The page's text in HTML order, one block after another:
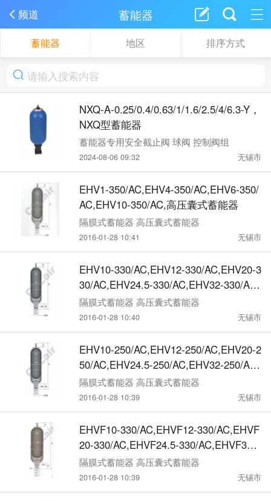
频道 蓄能器
蓄能器 地区 排序方式
NXQ-A-0.25/0.4/0.63/1/1.6/2.5/4/6.3-Y，
NXQ型蓄能器
蓄能器专用安全截止阀 球阀 控制阀组
2024-08-06 09:32 无锡市
EHV1-350/AC,EHV4-350/AC,EHV6-350/
AC,EHV10-350/AC,高压囊式蓄能器
隔膜式蓄能器 高压囊式蓄能器
2016-01-28 10:41 无锡市
EHV10-330/AC,EHV12-330/AC,EHV20-3
30/AC,EHV24.5-330/AC,EHV32-330/AC,
高压囊式蓄能器隔膜式蓄能器 高压囊式蓄能器
2016-01-28 10:40 无锡市
EHV10-250/AC,EHV12-250/AC,EHV20-2
50/AC,EHV24.5-250/AC,EHV32-250/AC,
高压囊式蓄能器隔膜式蓄能器 高压囊式蓄能器
2016-01-28 10:39 无锡市
EHVF10-330/AC,EHVF12-330/AC,EHVF
20-330/AC,EHVF24.5-330/AC,EHVF32-3
30/AC,高压囊式蓄能器
隔膜式蓄能器 高压囊式蓄能器
2016-01-28 10:39 无锡市